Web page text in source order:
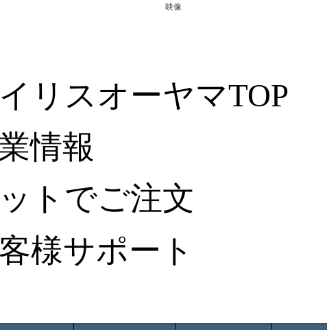
リスオーヤマTOP
情報
トでご注文
様サポート
映像